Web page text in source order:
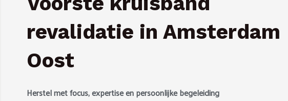
revalidatie in Amsterdam
Oost
Herstel met focus, expertise en persoonlijke begeleiding